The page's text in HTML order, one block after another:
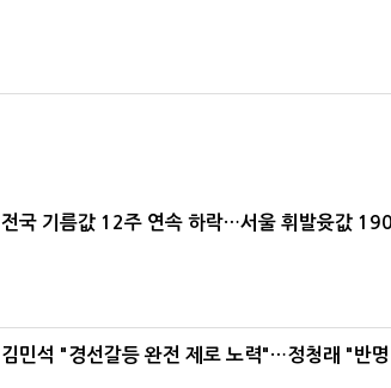
전국 기름값 12주 연속 하락…서울 휘발윳값
김민석 "경선갈등 완전 제로 노력"…정청래 "반